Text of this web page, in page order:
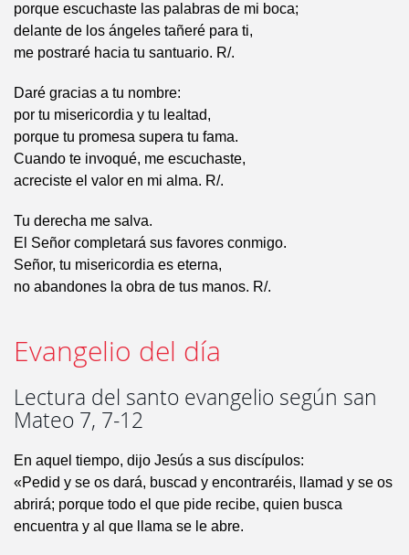
porque escuchaste las palabras de mi boca;
delante de los ángeles tañeré para ti,
me postraré hacia tu santuario. R/.
Daré gracias a tu nombre:
por tu misericordia y tu lealtad,
porque tu promesa supera tu fama.
Cuando te invoqué, me escuchaste,
acreciste el valor en mi alma. R/.
Tu derecha me salva.
El Señor completará sus favores conmigo.
Señor, tu misericordia es eterna,
no abandones la obra de tus manos. R/.
Evangelio del día
Lectura del santo evangelio según san
Mateo 7, 7-12
En aquel tiempo, dijo Jesús a sus discípulos:
«Pedid y se os dará, buscad y encontraréis, llamad y se os
abrirá; porque todo el que pide recibe, quien busca
encuentra y al que llama se le abre.